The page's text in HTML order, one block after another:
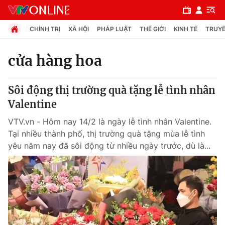
Chuyên mục
Chính trị
Xã hội
Pháp luật
Y tế
Thế giới
CHÍNH TRỊ XÃ HỘI PHÁP LUẬT THẾ GIỚI KINH TẾ
cửa hàng hoa
Sôi động thị trường quà tặng lễ tình nhân
Valentine
VTV.vn - Hôm nay 14/2 là ngày lễ tình nhân Valentine.
Tại nhiều thành phố, thị trường quà tặng mùa lễ tình
yêu năm nay đã sôi động từ nhiều ngày trước, dù là...